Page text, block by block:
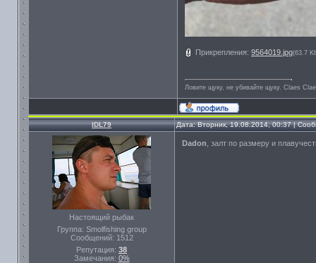
Прикрепления: 9564019.jpg(63.7
Ловите щуку, не убивайте щуку. Сlaes
IDL79 Дата: Вторник, 19.08.2014, 00:37 |
Настоящий рыбак
Группа: Smolfishing group
Сообщений: 1512
Репутация: 38
Замечания: 0%
Dadon , залт по размеру и